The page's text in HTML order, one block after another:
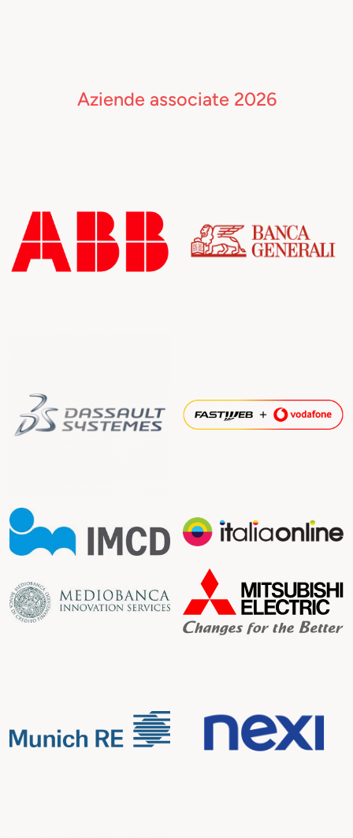
Aziende associate 2026